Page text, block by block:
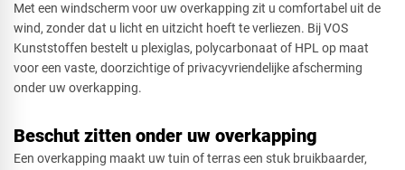
Met een windscherm voor uw overkapping zit u comfortabel uit de
wind, zonder dat u licht en uitzicht hoeft te verliezen. Bij VOS
Kunststoffen bestelt u plexiglas, polycarbonaat of HPL op maat
voor een vaste, doorzichtige of privacyvriendelijke afscherming
onder uw overkapping.
Beschut zitten onder uw overkapping
Een overkapping maakt uw tuin of terras een stuk bruikbaarder,